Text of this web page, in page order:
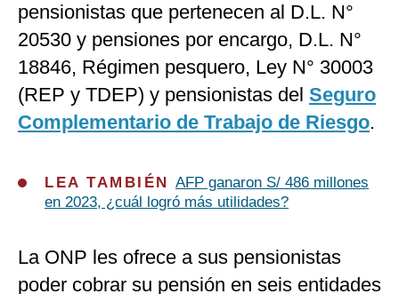
pensionistas que pertenecen al D.L. N°
20530 y pensiones por encargo, D.L. N°
18846, Régimen pesquero, Ley N° 30003
(REP y TDEP) y pensionistas del Seguro
Complementario de Trabajo de Riesgo.
LEA TAMBIÉN AFP ganaron S/ 486 millones
en 2023, ¿cuál logró más utilidades?
La ONP les ofrece a sus pensionistas
poder cobrar su pensión en seis entidades